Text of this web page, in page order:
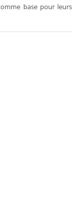
base pour leurs